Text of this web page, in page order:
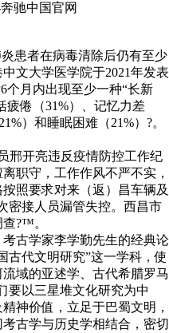
驰中国官网
患者在病毒清除后仍有至少
文大学医学院于2021年发表
个月内出现至少一种“长新
疲倦（31%）、记忆力差
）和睡眠困难（21%）?。
开亮违反疫情防控工作纪
职守，工作作风不严不实，
照要求对来（返）昌车辆及
密接人员漏管失控。西昌市
?™。
古学家李学勤先生的经典论
古代文明研究”这一学科，使
域的亚述学、古代希腊罗马
要以三星堆文化研究为中
神价值，立足于巴蜀文明，
古学与历史学相结合，密切